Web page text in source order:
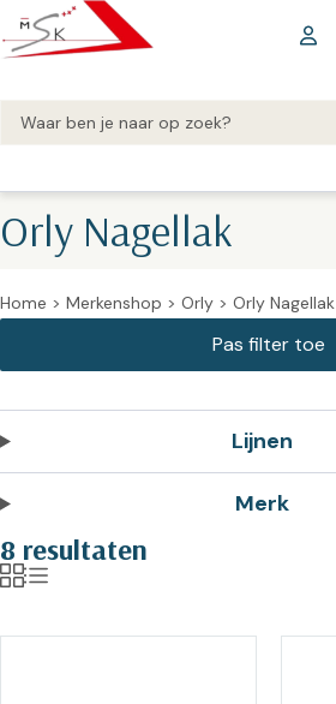
Orly Nagellak
Home > Merkenshop > Orly > Orly Nagellak
Lijnen
Merk
8 resultaten